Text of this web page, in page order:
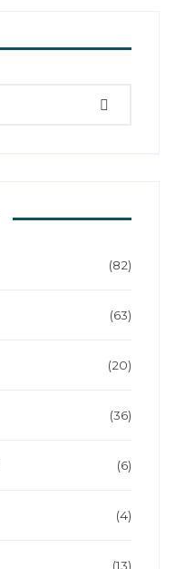
(82)
(63)
(20)
(36)
(6)
(4)
(13)